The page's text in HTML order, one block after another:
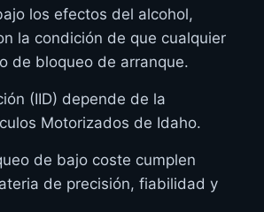
los efectos del alcohol,
la condición de que cualquier
de bloqueo de arranque.
(IID) depende de la
Motorizados de Idaho.
de bajo coste cumplen
de precisión, fiabilidad y